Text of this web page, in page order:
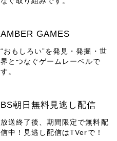
AMBER GAMES
“おもしろい”を発見・発掘・世
界とつなぐゲームレーベルで
す。
BS朝日無料見逃し配信
放送終了後、期間限定で無料配
信中！見逃し配信はTVerで！